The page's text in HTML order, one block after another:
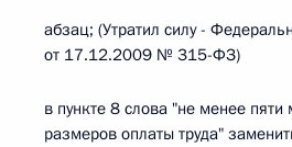
абзац; (Утратил силу -
от 17.12.2009 № 315-ФЗ)
в пункте 8 слова "не менее
размеров оплаты труда"